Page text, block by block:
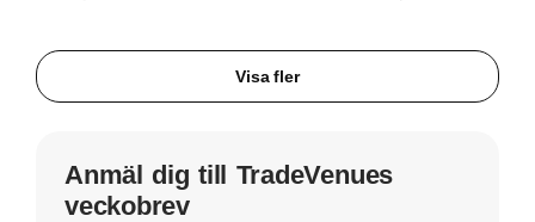
Visa fler
Anmäl dig till TradeVenues
veckobrev